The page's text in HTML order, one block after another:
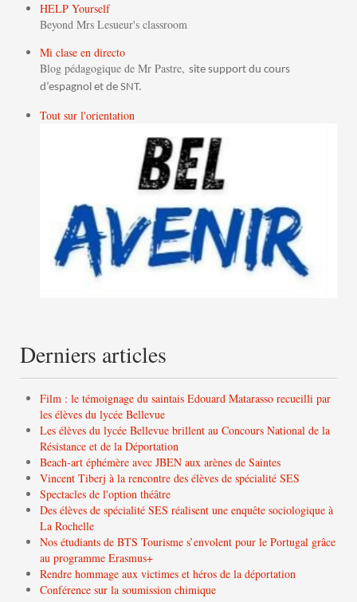
HELP Yourself
Beyond Mrs Lesueur's classroom
Mi clase en directo
Blog pédagogique de Mr Pastre, site support du cours
d’espagnol et de SNT.
Tout sur l'orientation
Derniers articles
Film : le témoignage du saintais Edouard Matarasso recueilli par
les élèves du lycée Bellevue
Les élèves du lycée Bellevue brillent au Concours National de la
Résistance et de la Déportation
Beach-art éphémère avec JBEN aux arènes de Saintes
Vincent Tiberj à la rencontre des élèves de spécialité SES
Spectacles de l'option théâtre
Des élèves de spécialité SES réalisent une enquête sociologique à
La Rochelle
Nos étudiants de BTS Tourisme s’envolent pour le Portugal grâce
au programme Erasmus+
Rendre hommage aux victimes et héros de la déportation
Conférence sur la soumission chimique